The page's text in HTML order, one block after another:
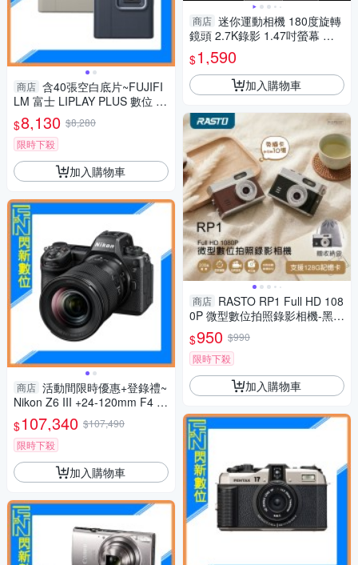
商店 含40張空白底片~FUJIFI
LM 富士 LIPLAY PLUS 數位 拍
立得 (LIPLAY+,公司貨)
$8,130 $8,280
限時下殺
加入購物車
商店 活動間限時優惠+登錄禮~
Nikon Z6 III +24-120mm F4 套
組(Z6III,公司貨)
$107,340 $107,490
限時下殺
加入購物車
商店 迷你運動相機 180度旋轉
鏡頭 2.7K錄影 1.47吋螢幕 附
磁吸式掛繩 INSTA DJI
$1,590
加入購物車
商店 RASTO RP1 Full HD 108
0P 微型數位拍照錄影相機-黑/
咖
$950 $990
限時下殺
加入購物車